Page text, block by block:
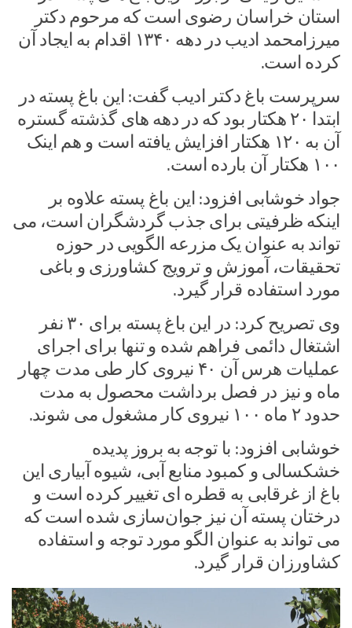
استان خراسان رضوی است که مرحوم دکتر
میرزامحمد ادیب در دهه ۱۳۴۰ اقدام به ایجاد آن
کرده است.
سرپرست باغ دکتر ادیب گفت: این باغ پسته در
ابتدا ۲۰ هکتار بود که در دهه های گذشته گستره
آن به ۱۲۰ هکتار افزایش یافته است و هم اینک
۱۰۰ هکتار آن بارده است.
جواد خوشابی افزود: این باغ پسته علاوه بر
اینکه ظرفیتی برای جذب گردشگران است، می
تواند به عنوان یک مزرعه الگویی در حوزه
تحقیقات، آموزش و ترویج کشاورزی و باغی
مورد استفاده قرار گیرد.
وی تصریح کرد: در این باغ پسته برای ۳۰ نفر
اشتغال دائمی فراهم شده و تنها برای اجرای
عملیات هرس آن ۴۰ نیروی کار طی مدت چهار
ماه و نیز در فصل برداشت محصول به مدت
حدود ۲ ماه ۱۰۰ نیروی کار مشغول می شوند.
خوشابی افزود: با توجه به بروز پدیده
خشکسالی و کمبود منابع آبی، شیوه آبیاری این
باغ از غرقابی به قطره ای تغییر کرده است و
درختان پسته آن نیز جوان‌سازی شده است که
می تواند به عنوان الگو مورد توجه و استفاده
کشاورزان قرار گیرد.